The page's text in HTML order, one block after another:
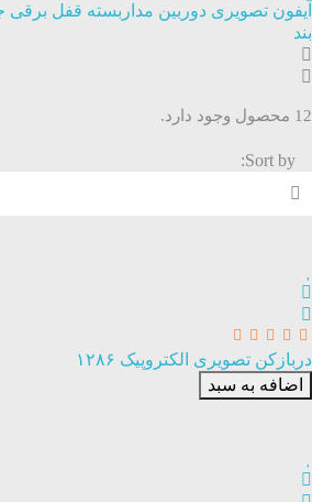
آیفون تصویری دوربین مداربسته قفل برقی
بند
12 محصول وجود دارد.
Sort by:
دربازکن تصویری الکتروپیک ۱۲۸۶
اضافه به سبد